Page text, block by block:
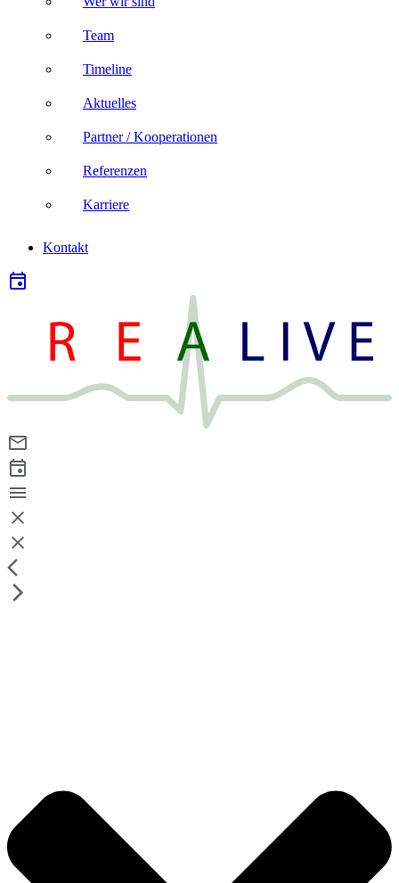
Team
Timeline
Aktuelles
Partner / Kooperationen
Referenzen
Karriere
Kontakt